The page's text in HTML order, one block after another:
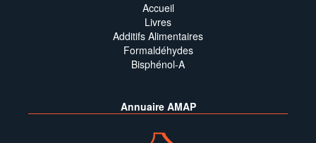
Accueil
Livres
Additifs Alimentaires
Formaldéhydes
Bisphénol-A
Annuaire AMAP